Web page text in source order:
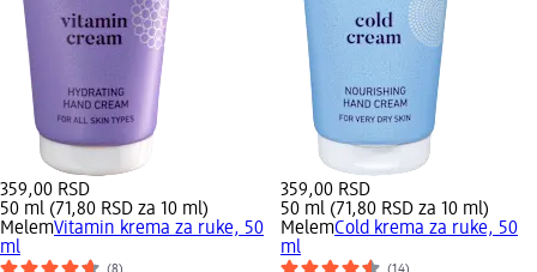
359,00 RSD
50 ml (71,80 RSD za 10 ml)
MelemVitamin krema za ruke, 50
ml
359,00 RSD
50 ml (71,80 RSD za 10 ml)
MelemCold krema za ruke, 50
ml